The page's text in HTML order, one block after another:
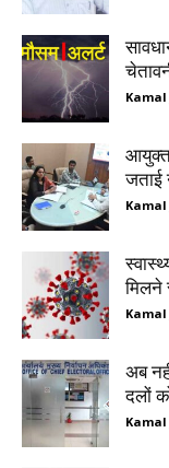
Kamal
आयुक्त
जताई
Kamal
मिलने
Kamal
अब
दलों
Kamal